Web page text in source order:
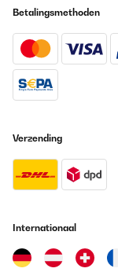
Betalingsmethoden
Verzending
Internationaal